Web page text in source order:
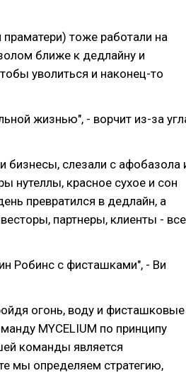
тоже работали на
ближе к дедлайну и
уволиться и наконец-то
жизнью", - ворчит из-за
бизнесы, слезали с афобазола
нутеллы, красное сухое и сон
превратился в дедлайн, а
партнеры, клиенты - все
Робинс с фисташками", - Ви
огонь, воду и фисташковые
MYCELIUM по принципу
команды является
мы определяем стратегию,